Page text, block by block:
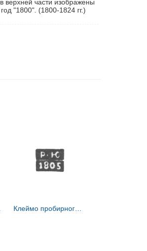
верхней части изображены
"1800". (1800-1824 гг.)